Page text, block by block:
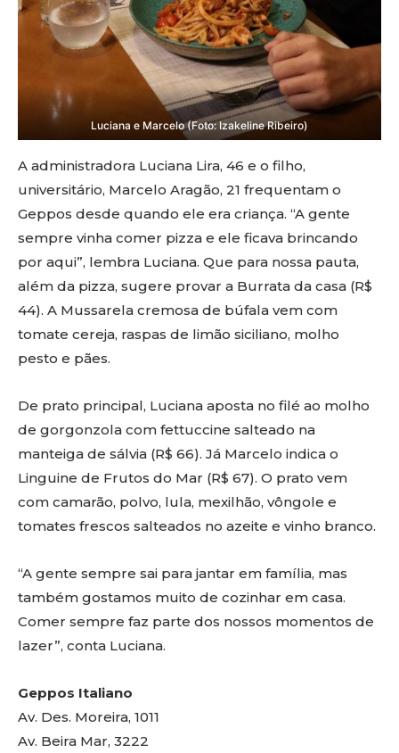
Luciana e Marcelo (Foto: Izakeline Ribeiro)
A administradora Luciana Lira, 46 e o filho,
universitário, Marcelo Aragão, 21 frequentam o
Geppos desde quando ele era criança. “A gente
sempre vinha comer pizza e ele ficava brincando
por aqui”, lembra Luciana. Que para nossa pauta,
além da pizza, sugere provar a Burrata da casa (R$
44). A Mussarela cremosa de búfala vem com
tomate cereja, raspas de limão siciliano, molho
pesto e pães.
De prato principal, Luciana aposta no filé ao molho
de gorgonzola com fettuccine salteado na
manteiga de sálvia (R$ 66). Já Marcelo indica o
Linguine de Frutos do Mar (R$ 67). O prato vem
com camarão, polvo, lula, mexilhão, vôngole e
tomates frescos salteados no azeite e vinho branco.
“A gente sempre sai para jantar em família, mas
também gostamos muito de cozinhar em casa.
Comer sempre faz parte dos nossos momentos de
lazer”, conta Luciana.
Geppos Italiano
Av. Des. Moreira, 1011
Av. Beira Mar, 3222